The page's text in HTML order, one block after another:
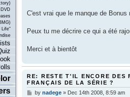
Life"
C'est vrai que le manque de Bonus
Peux tu me décrire ce qui a été
Merci et à bientôt
RE: RESTE T'IL ENCORE DES
FRANÇAIS DE LA SÉRIE ?
Pby nadege» Dec 14th 2008, 8:59 am